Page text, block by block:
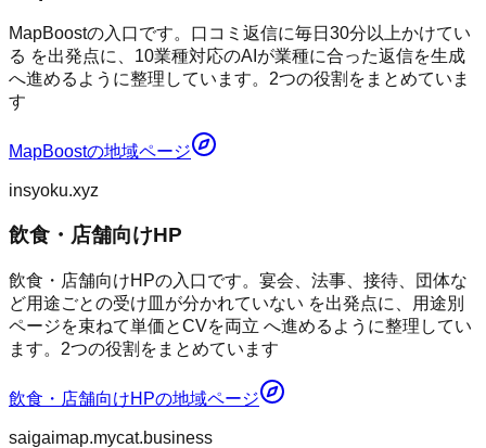
MapBoostの入口です。口コミ返信に毎日30分以上かけてい
る を出発点に、10業種対応のAIが業種に合った返信を生成
へ進めるように整理しています。2つの役割をまとめていま
す
MapBoostの地域ページ
insyoku.xyz
飲食・店舗向けHP
飲食・店舗向けHPの入口です。宴会、法事、接待、団体な
ど用途ごとの受け皿が分かれていない を出発点に、用途別
ページを束ねて単価とCVを両立 へ進めるように整理してい
ます。2つの役割をまとめています
飲食・店舗向けHPの地域ページ
saigaimap.mycat.business